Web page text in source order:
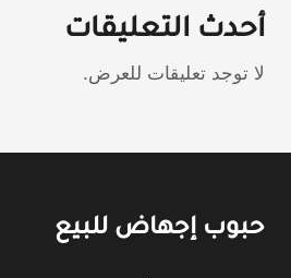
أحدث التعليقات
لا توجد تعليقات للعرض.
حبوب إجهاض للبيع